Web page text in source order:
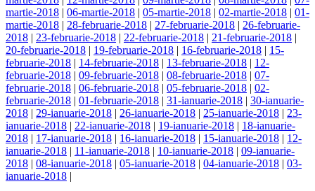
martie-2018 | 06-martie-2018 | 05-martie-2018 | 02-martie-2018 | 01-
martie-2018 | 28-februarie-2018 | 27-februarie-2018 | 26-februarie-
2018 | 23-februarie-2018 | 22-februarie-2018 | 21-februarie-2018 |
20-februarie-2018 | 19-februarie-2018 | 16-februarie-2018 | 15-
februarie-2018 | 14-februarie-2018 | 13-februarie-2018 | 12-
februarie-2018 | 09-februarie-2018 | 08-februarie-2018 | 07-
februarie-2018 | 06-februarie-2018 | 05-februarie-2018 | 02-
februarie-2018 | 01-februarie-2018 | 31-ianuarie-2018 | 30-ianuarie-
2018 | 29-ianuarie-2018 | 26-ianuarie-2018 | 25-ianuarie-2018 | 23-
ianuarie-2018 | 22-ianuarie-2018 | 19-ianuarie-2018 | 18-ianuarie-
2018 | 17-ianuarie-2018 | 16-ianuarie-2018 | 15-ianuarie-2018 | 12-
ianuarie-2018 | 11-ianuarie-2018 | 10-ianuarie-2018 | 09-ianuarie-
2018 | 08-ianuarie-2018 | 05-ianuarie-2018 | 04-ianuarie-2018 | 03-
ianuarie-2018 |